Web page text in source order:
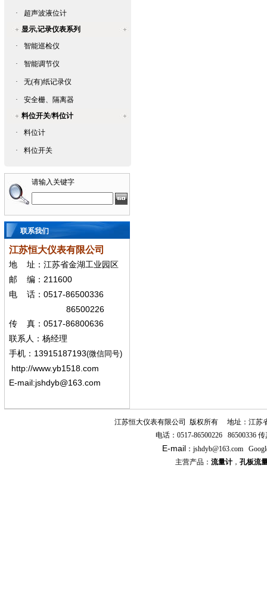
·
超声波液位计
显示,记录仪表系列
·
智能巡检仪
· 智能调节仪
· 无(有)纸记录仪
·
安全栅、隔离器
料位开关/料位计
·
料位计
· 料位开关
请输入关键字
联系我们
江苏恒大仪表有限公司
地
址：江苏省金湖工业园区
邮
编： 211600
电 话： 0517-86500336
86500226
传 真： 0517-86800636
联系人：杨经理
手机 ： 13915187193(微信同号)
http://www.yb1518.com
E-mail:jshdyb@163.com
江苏恒大仪表有限公司 版权所有
地址：江苏
电话： 0517-86500226 86500336 传
E-mail ： jshdyb@163.com
主营产品： 流量计， 孔板流